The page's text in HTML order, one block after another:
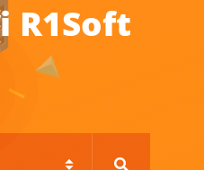
R1Soft